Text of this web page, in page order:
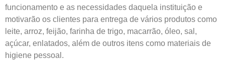
funcionamento e as necessidades daquela instituição e
motivarão os clientes para entrega de vários produtos como
leite, arroz, feijão, farinha de trigo, macarrão, óleo, sal,
açúcar, enlatados, além de outros itens como materiais de
higiene pessoal.